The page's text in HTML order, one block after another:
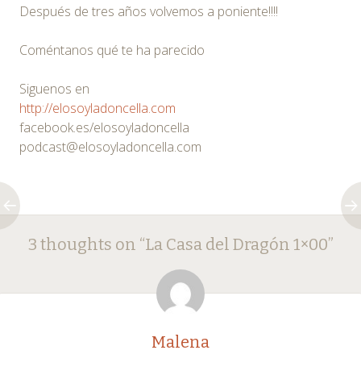
Después de tres años volvemos a poniente!!!!
Coméntanos qué te ha parecido
Siguenos en
http://elosoyladoncella.com
facebook.es/elosoyladoncella
podcast@elosoyladoncella.com
Post
navigation
3 thoughts on “La Casa del Dragón 1×00”
Malena